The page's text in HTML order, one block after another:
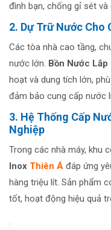
đình bạn, chống gỉ sét
2. Dự Trữ Nước Cho
Các tòa nhà cao tầng,
nước lớn. Bồn Nước
hoạt và dung tích lớn,
đảm bảo cung cấp nước
3. Hệ Thống Cấp
Nghiệp
Trong các nhà máy, khu
Inox Thiên Á đáp ứng
hàng triệu lít. Sản phẩm
tốt, hoạt động hiệu quả